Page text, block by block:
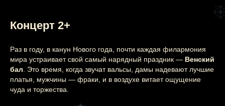
Концерт 2+
Раз в году, в канун Нового года, почти каждая филармония
мира устраивает свой самый нарядный праздник — Венский
бал . Это время, когда звучат вальсы, дамы надевают лучшие
платья, мужчины — фраки, и в воздухе витает ощущение
чуда и торжества.